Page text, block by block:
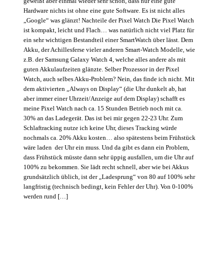
Hardware nichts ist ohne eine gute Software. Es ist nicht alles
„Google“ was glänzt! Nachteile der Pixel Watch Die Pixel Watch
ist kompakt, leicht und Flach… was natürlich nicht viel Platz für
ein sehr wichtigen Bestandteil einer SmartWatch über lässt. Dem
Akku, der Achillesferse vieler anderen Smart-Watch Modelle, wie
z.B. der Samsung Galaxy Watch 4, welche alles andere als mit
guten Akkulaufzeiten glänzte. Selber Prozessor in der Pixel
Watch, auch selbes Akku-Problem? Nein, das finde ich nicht. Mit
dem aktivierten „Always on Display“ (die Uhr dunkelt ab, hat
aber immer einer Uhrzeit/Anzeige auf dem Display) schafft es
meine Pixel Watch nach ca. 15 Stunden Betrieb noch mit ca.
30% an das Ladegerät. Das ist bei mir gegen 22-23 Uhr. Zum
Schlaftracking nutze ich keine Uhr, dieses Tracking würde
nochmals ca. 20% Akku kosten… also spätestens beim Frühstück
wäre laden der Uhr ein muss. Und da gibt es dann ein Problem,
dass Frühstück müsste dann sehr üppig ausfallen, um die Uhr auf
100% zu bekommen. Sie lädt recht schnell, aber wie bei Akkus
grundsätzlich üblich, ist der „Ladesprung“ von 80 auf 100% sehr
langfristig (technisch bedingt, kein Fehler der Uhr). Von 0-100%
werden rund […]